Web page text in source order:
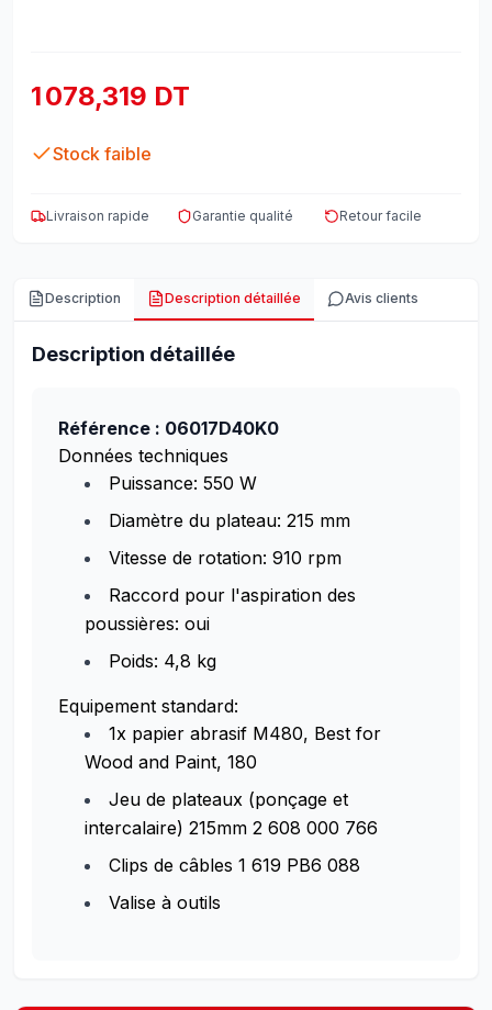
1 078,319 DT
Stock faible
Livraison rapide Garantie qualité Retour facile
Description Description détaillée Avis clients
Description détaillée
Référence : 06017D40K0
Données techniques
Puissance: 550 W
Diamètre du plateau: 215 mm
Vitesse de rotation: 910 rpm
Raccord pour l'aspiration des
poussières: oui
Poids: 4,8 kg
Equipement standard:
1x papier abrasif M480, Best for
Wood and Paint, 180
Jeu de plateaux (ponçage et
intercalaire) 215mm 2 608 000 766
Clips de câbles 1 619 PB6 088
Valise à outils